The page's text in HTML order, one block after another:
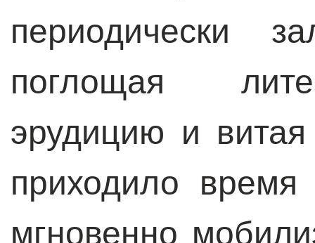
периодически
поглощая
эрудицию и
приходило время
мгновенно